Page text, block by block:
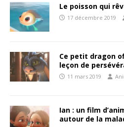
Le poisson qui
17 décembre 2019
Ce petit dragon
leçon de
11 mars 2019
Ian : un film
autour de la